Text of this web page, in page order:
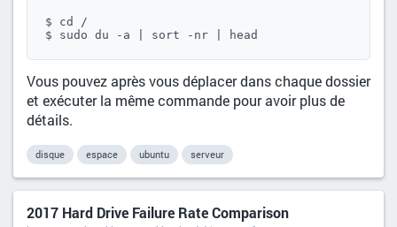
$ cd /
$ sudo du -a | sort -nr | head
Vous pouvez après vous déplacer dans chaque dossier
et exécuter la même commande pour avoir plus de
détails.
disque espace ubuntu serveur
2017 Hard Drive Failure Rate Comparison